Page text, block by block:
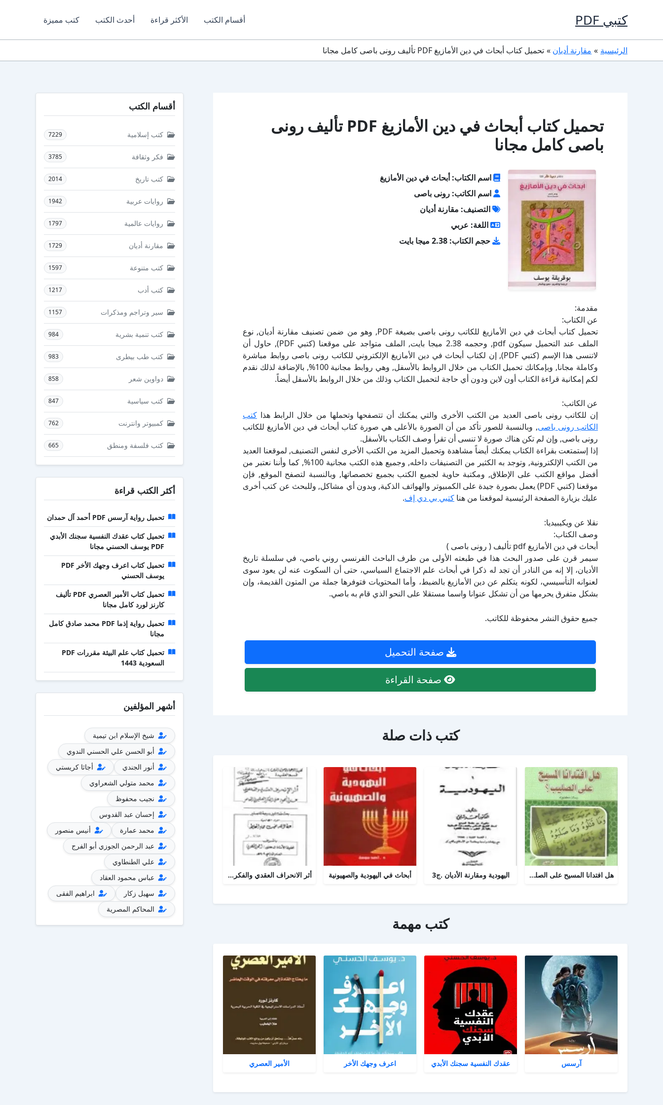
كتبي PDF أقسام الكتب الأكثر قراءة أحدث الكتب كتب مميزة
الرئيسية مقارنة أديان تحميل كتاب أبحاث في دين الأمازيغ PDF تأليف رونى باصى كامل مجانا
تحميل كتاب أبحاث في دين الأمازيغ PDF تأليف رونى
باصى كامل مجانا
اسم الكتاب: أبحاث في دين الأمازيغ
اسم الكاتب: رونى باصى
التصنيف: مقارنة أديان
اللغة: عربي
حجم الكتاب: 2.38 ميجا بايت
مقدمة:
عن الكتاب:
تحميل كتاب أبحاث في دين الأمازيغ للكاتب رونى باصى بصيغة PDF, وهو من ضمن تصنيف مقارنة أديان, نوع
الملف عند التحميل سيكون pdf, وحجمه 2.38 ميجا بايت, الملف متواجد على موقعنا (كتبي PDF), حاول أن
لاتنسى هذا الإسم (كتبي PDF), إن لكتاب أبحاث في دين الأمازيغ الإلكتروني للكاتب رونى باصى روابط مباشرة
وكاملة مجانا, وبإمكانك تحميل الكتاب من خلال الروابط بالأسفل, وهي روابط مجانية 100%, بالإضافة لذلك نقدم
لكم إمكانية قراءة الكتاب أون لاين ودون أي حاجة لتحميل الكتاب وذلك من خلال الروابط بالأسفل أيضاً.
عن الكاتب:
إن للكاتب رونى باصى العديد من الكتب الأخرى والتي يمكنك أن تتصفحها وتحملها من خلال الرابط هذا كتب
الكاتب رونى باصى, وبالنسبة للصور تأكد من أن الصورة بالأعلى هي صورة كتاب أبحاث في دين الأمازيغ للكاتب
رونى باصى, وإن لم تكن هناك صورة لا تنسى أن تقرأ وصف الكتاب بالأسفل.
إذا إستمتعت بقراءة الكتاب يمكنك أيضاً مشاهدة وتحميل المزيد من الكتب الأخرى لنفس التصنيف, لموقعنا العديد
من الكتب الإلكترونية, وتوجد به الكثير من التصنيفات داخله, وجميع هذه الكتب مجانية 100%, كما وأننا نعتبر من
أفضل مواقع الكتب على الإطلاق, ومكتبة حاوية لجميع الكتب بجميع تخصصاتها, وبالنسبة لتصفح الموقع, فإن
موقعنا (كتبي PDF) يعمل بصورة جيدة على الكمبيوتر والهواتف الذكية, وبدون أي مشاكل, وللبحث عن كتب أخرى
عليك بزيارة الصفحة الرئيسية لموقعنا من هنا كتبي بي دي إف.
نقلا عن ويكيبيديا:
وصف الكتاب:
أبحاث في دين الأمازيغ pdf تأليف ( رونى باصى )
سيمر قرن على صدور البحث هذا في طبعته الأولى من طرف الباحث الفرنسي روني باصي، في سلسلة تاريخ
الأديان، إلا إنه من النادر أن تجد له ذكرا في أبحاث علم الاجتماع السياسي، حتى أن السكوت عنه لن يعود سوى
لعنوانه التأسيسي، لكونه يتكلم عن دين الأمازيغ بالضبط، وأما المحتويات فتوفرها جملة من المتون القديمة، وإن
بشكل متفرق يحرمها من أن تشكل عنوانا واسما مستقلا على النحو الذي قام به باصي.
جميع حقوق النشر محفوظة للكاتب.
صفحة التحميل
صفحة القراءة
كتب ذات صلة
هل افتدانا المسيح على الصليب اليهودية ومقارنة الأديان .ج3 أبحاث في اليهودية والصهيونية أثر الانحراف العقدي والفكري عند اليهود على الفكر الصهيوني المعاصر
كتب مهمة
آرسس عقدك النفسية سجنك الأبدي اعرف وجهك الأخر الأمير العصري
أقسام الكتب
كتب إسلامية 7229
فكر وثقافة 3785
كتب تاريخ 2014
روايات عربية 1942
روايات عالمية 1797
مقارنة أديان 1729
كتب متنوعة 1597
كتب أدب 1217
سير وتراجم ومذكرات 1157
كتب تنمية بشرية 984
كتب طب بيطرى 983
دواوين شعر 858
كتب سياسية 847
كمبيوتر وانترنت 762
كتب فلسفة ومنطق 665
أكثر الكتب قراءة
تحميل رواية آرسس PDF أحمد آل حمدان
تحميل كتاب عقدك النفسية سجنك الأبدي
PDF يوسف الحسني مجانا
تحميل كتاب اعرف وجهك الأخر PDF
يوسف الحسني
تحميل كتاب الأمير العصري PDF تأليف
كارنز لورد كامل مجانا
تحميل رواية إذما PDF محمد صادق كامل
مجانا
تحميل كتاب علم البيئة مقررات PDF
السعودية 1443
أشهر المؤلفين
شيخ الإسلام ابن تيمية
أبو الحسن علي الحسني الندوي
أنور الجندي
أجاثا كريستي
محمد متولي الشعراوي
نجيب محفوظ
إحسان عبد القدوس
محمد عمارة
أنيس منصور
عبد الرحمن الجوزي أبو الفرج
علي الطنطاوي
عباس محمود العقاد
سهيل زكار
ابراهيم الفقى
المحاكم المصرية